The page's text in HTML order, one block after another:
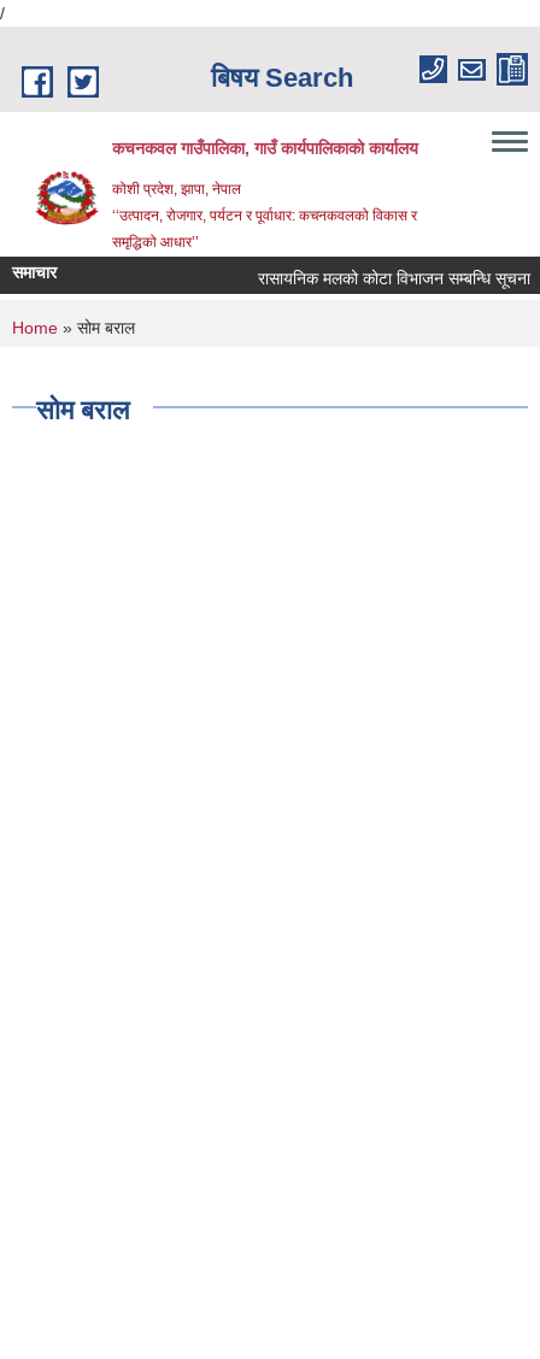
/
बिषय Search
कचनकवल गाउँपालिका, गाउँ कार्यपालिकाको कार्यालय
कोशी प्रदेश, झापा, नेपाल
‘‘उत्पादन, रोजगार, पर्यटन र पूर्वाधार: कचनकवलको विकास र
समृद्धिको आधार’’
समाचार रासायनिक मलको कोटा विभाजन सम्बन्धि सूचना ।
You are here
Home » सोम बराल
सोम बराल